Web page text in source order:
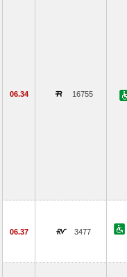
06.34 16755
06.37 3477